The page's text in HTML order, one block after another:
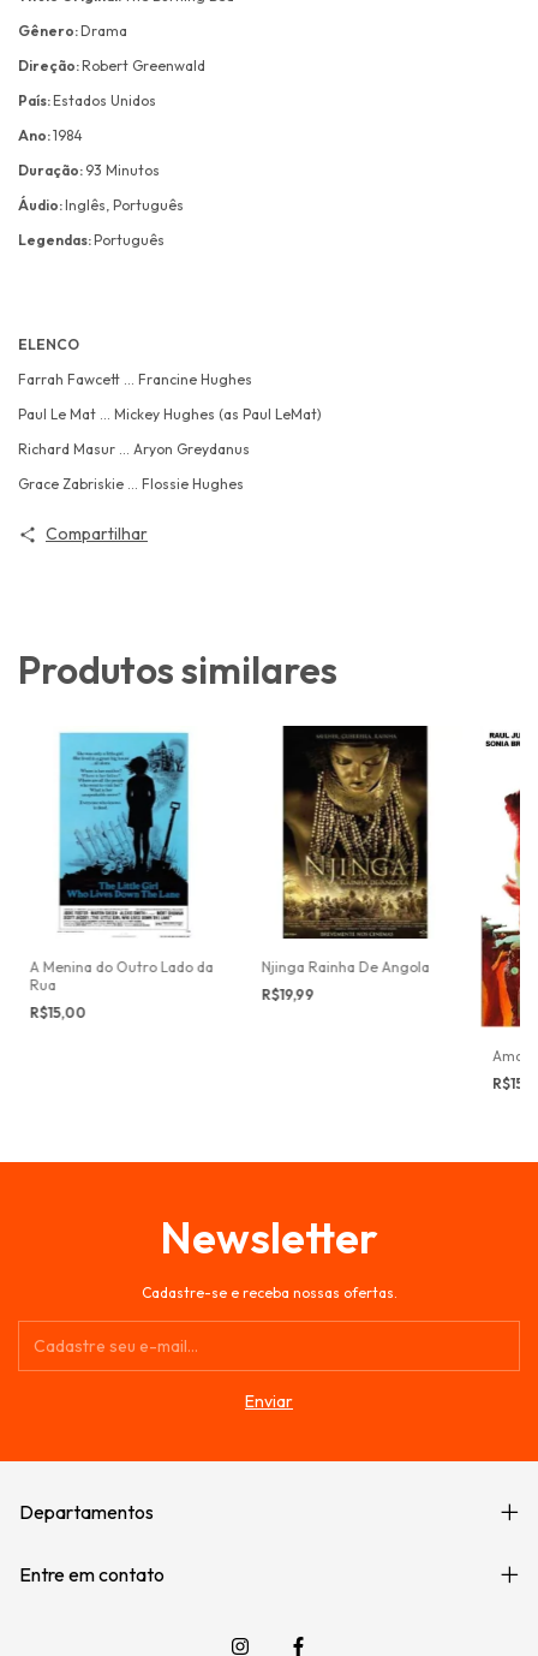
Gênero:Drama
Direção:Robert Greenwald
País:Estados Unidos
Ano:1984
Duração: 93 Minutos
Áudio:Inglês, Português
Legendas:Português
ELENCO
Farrah Fawcett … Francine Hughes
Paul Le Mat … Mickey Hughes (as Paul LeMat)
Richard Masur … Aryon Greydanus
Grace Zabriskie … Flossie Hughes
Compartilhar
Produtos similares
A Menina do Outro Lado da
Rua
R$15,00
Njinga Rainha De Angola
R$19,99
Newsletter
Cadastre-se e receba nossas ofertas.
Departamentos
Entre em contato